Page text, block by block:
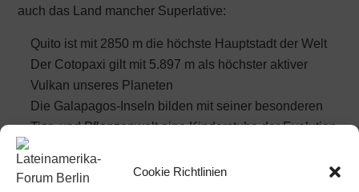
Cookie Richtlinien
auch das Land mancher Superlative:
Quito ist mit 2850 m die höchste Hauptstadt der Welt
Der Cotopaxi gilt mit 5.897 m als höchster aktiver
Vulkan unseres Planeten
Die Galapagos-Inseln bilden mit seiner besonderen
Tier- und Pflanzenwelt eine Kinderstube der Evolution
Günter Holter